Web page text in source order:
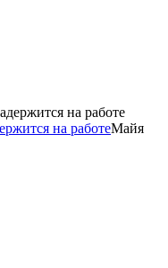
на работеМайя